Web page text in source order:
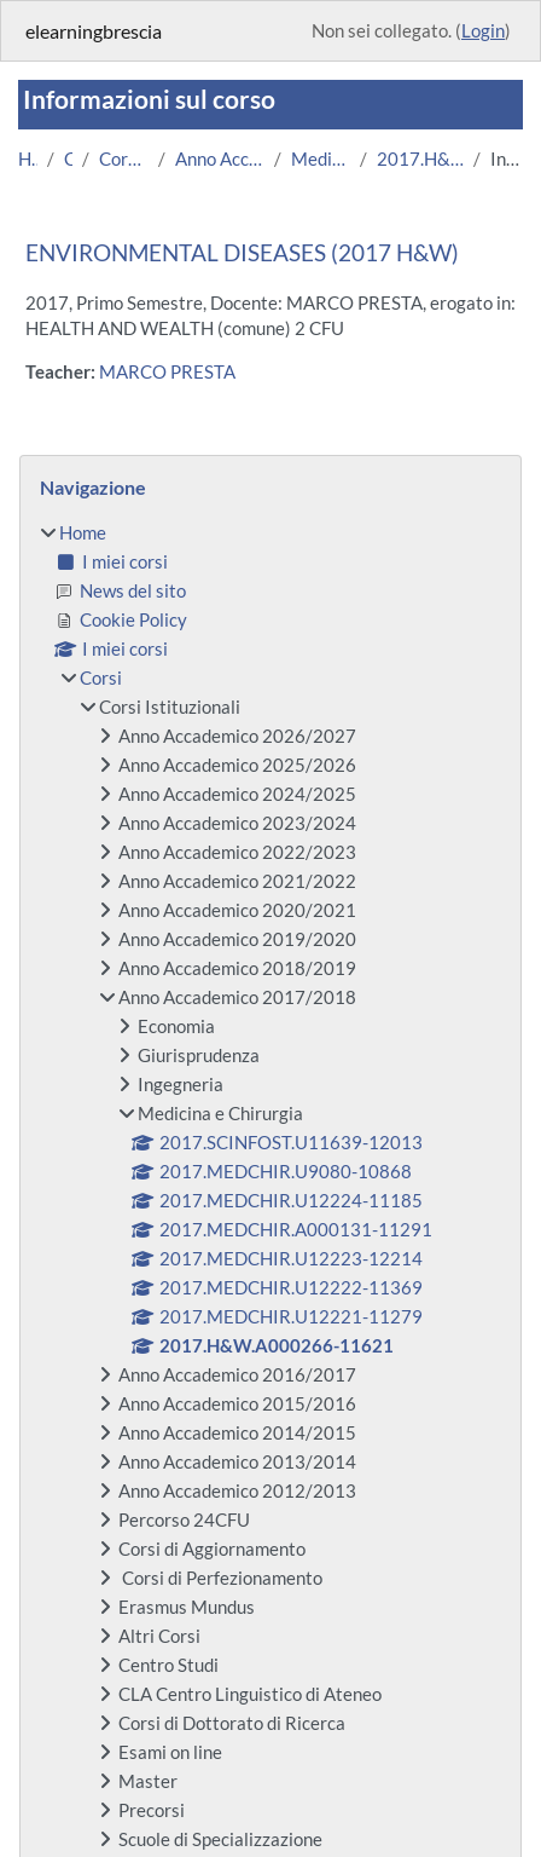
elearningbrescia Non sei collegato. (Login)
Informazioni sul corso
Home Corsi Corsi Istituzionali Anno Accademico 2017/2018 Medicina e Chirurgia 2017.H&W.A000266-11621 Introduzione
ENVIRONMENTAL DISEASES (2017 H&W)
2017, Primo Semestre, Docente: MARCO PRESTA, erogato in:
HEALTH AND WEALTH (comune) 2 CFU
Teacher: MARCO PRESTA
Blocchi
Navigazione
Home
I miei corsi
News del sito
Cookie Policy
I miei corsi
Corsi
Corsi Istituzionali
Anno Accademico 2026/2027
Anno Accademico 2025/2026
Anno Accademico 2024/2025
Anno Accademico 2023/2024
Anno Accademico 2022/2023
Anno Accademico 2021/2022
Anno Accademico 2020/2021
Anno Accademico 2019/2020
Anno Accademico 2018/2019
Anno Accademico 2017/2018
Economia
Giurisprudenza
Ingegneria
Medicina e Chirurgia
2017.SCINFOST.U11639-12013
2017.MEDCHIR.U9080-10868
2017.MEDCHIR.U12224-11185
2017.MEDCHIR.A000131-11291
2017.MEDCHIR.U12223-12214
2017.MEDCHIR.U12222-11369
2017.MEDCHIR.U12221-11279
2017.H&W.A000266-11621
Anno Accademico 2016/2017
Anno Accademico 2015/2016
Anno Accademico 2014/2015
Anno Accademico 2013/2014
Anno Accademico 2012/2013
Percorso 24CFU
Corsi di Aggiornamento
Corsi di Perfezionamento
Erasmus Mundus
Altri Corsi
Centro Studi
CLA Centro Linguistico di Ateneo
Corsi di Dottorato di Ricerca
Esami on line
Master
Precorsi
Scuole di Specializzazione